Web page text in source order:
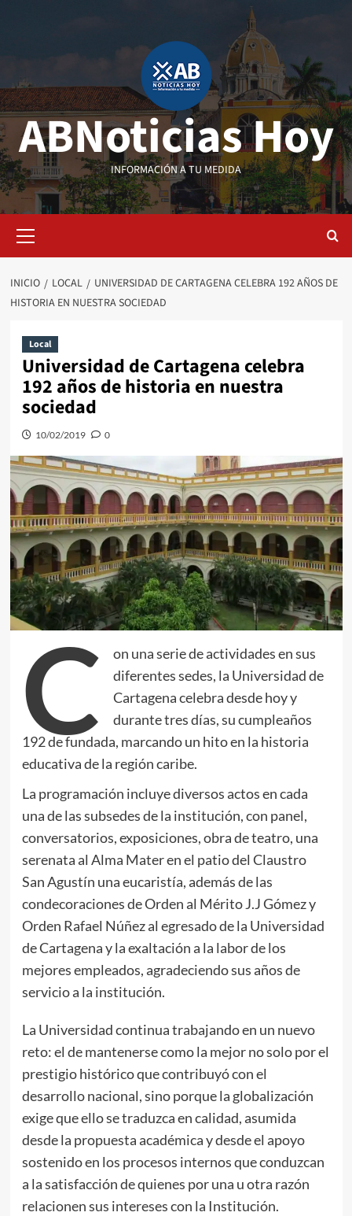
ABNoticias Hoy
INFORMACIÓN A TU MEDIDA
primario
INICIO LOCAL
UNIVERSIDAD DE CARTAGENA CELEBRA 192 AÑOS DE
HISTORIA EN NUESTRA SOCIEDAD
Local
Universidad de Cartagena celebra
192 años de historia en nuestra
sociedad
10/02/2019 0
C
on una serie de actividades en sus
diferentes sedes, la Universidad de
Cartagena celebra desde hoy y
durante tres días, su cumpleaños
192 de fundada, marcando un hito en la historia
educativa de la región caribe.
La programación incluye diversos actos en cada
una de las subsedes de la institución, con panel,
conversatorios, exposiciones, obra de teatro, una
serenata al Alma Mater en el patio del Claustro
San Agustín una eucaristía, además de las
condecoraciones de Orden al Mérito J.J Gómez y
Orden Rafael Núñez al egresado de la Universidad
de Cartagena y la exaltación a la labor de los
mejores empleados, agradeciendo sus años de
servicio a la institución.
La Universidad continua trabajando en un nuevo
reto: el de mantenerse como la mejor no solo por el
prestigio histórico que contribuyó con el
desarrollo nacional, sino porque la globalización
exige que ello se traduzca en calidad, asumida
desde la propuesta académica y desde el apoyo
sostenido en los procesos internos que conduzcan
a la satisfacción de quienes por una u otra razón
relacionen sus intereses con la Institución.